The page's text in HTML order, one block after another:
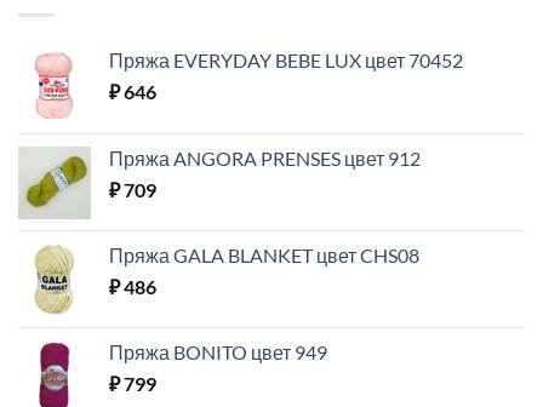
Пряжа EVERYDAY BEBE LUX цвет 70452
₽646
Пряжа ANGORA PRENSES цвет 912
₽709
Пряжа GALA BLANKET цвет CHS08
₽486
Пряжа BONITO цвет 949
₽799